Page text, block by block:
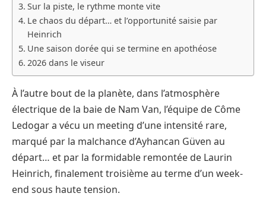
Sur la piste, le rythme monte vite
Le chaos du départ… et l’opportunité saisie par
Heinrich
Une saison dorée qui se termine en apothéose
2026 dans le viseur
À l’autre bout de la planète, dans l’atmosphère
électrique de la baie de Nam Van, l’équipe de Côme
Ledogar a vécu un meeting d’une intensité rare,
marqué par la malchance d’Ayhancan Güven au
départ… et par la formidable remontée de Laurin
Heinrich, finalement troisième au terme d’un week-
end sous haute tension.